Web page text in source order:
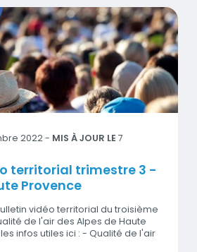
trimestre 3 - Alpes de Haute
Visuel
2022- MIS À JOUR LE 7
territorial trimestre 3 -
Provence
vidéo territorial du troisième
de l'air des Alpes de Haute
infos utiles ici : - Qualité de l'air